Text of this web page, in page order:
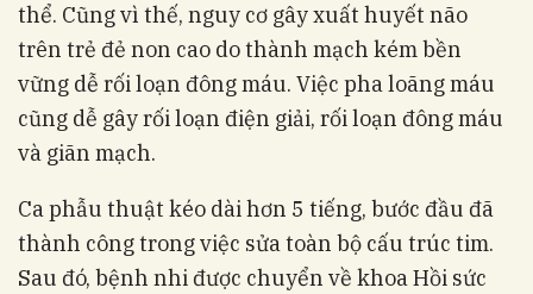
thể. Cũng vì thế, nguy cơ gây xuất huyết não
trên trẻ đẻ non cao do thành mạch kém bền
vững dễ rối loạn đông máu. Việc pha loãng máu
cũng dễ gây rối loạn điện giải, rối loạn đông máu
và giãn mạch.
Ca phẫu thuật kéo dài hơn 5 tiếng, bước đầu đã
thành công trong việc sửa toàn bộ cấu trúc tim.
Sau đó, bệnh nhi được chuyển về khoa Hồi sức